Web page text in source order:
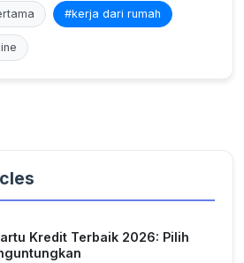
#kerja dari rumah
Kredit Terbaik 2026: Pilih